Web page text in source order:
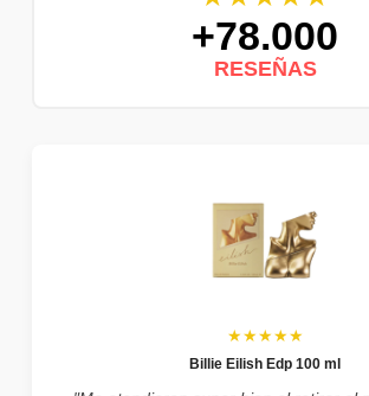
+78.000
RESEÑAS
★★★★★
Billie Eilish Edp 100 ml